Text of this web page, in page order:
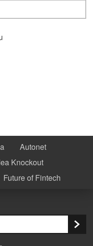
Autonet
Knockout
Future of Fintech